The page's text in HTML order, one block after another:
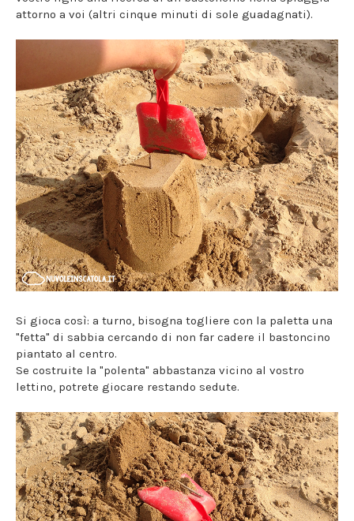
attorno a voi (altri cinque minuti di sole guadagnati).
Si gioca così: a turno, bisogna togliere con la paletta una
"fetta" di sabbia cercando di non far cadere il bastoncino
piantato al centro.
Se costruite la "polenta" abbastanza vicino al vostro
lettino, potrete giocare restando sedute.